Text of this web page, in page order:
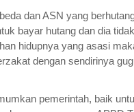
dan ASN yang
bayar hutang dan dia
hidupnya yang asasi
dengan sendirinya
pemerintah, baik